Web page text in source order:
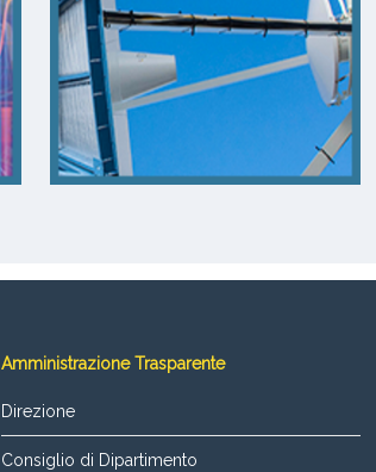
Amministrazione Trasparente
Direzione
Consiglio di Dipartimento